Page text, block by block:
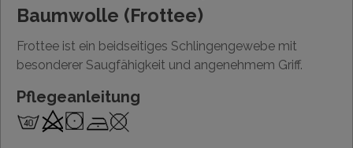
Baumwolle (Frottee)
Frottee ist ein beidseitiges Schlingengewebe mit
besonderer Saugfähigkeit und angenehmem Griff.
Pflegeanleitung